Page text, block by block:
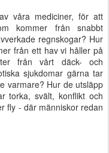
våra mediciner, för att
kommer från snabbt
regnskogar? Hur
från ett hav vi håller på
från vårt däck- och
sjukdomar gärna tar
varmare? Hur de utsläpp
torka, svält, konflikt och
fly - där människor redan